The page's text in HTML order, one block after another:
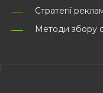
Стратегії
Методи збору